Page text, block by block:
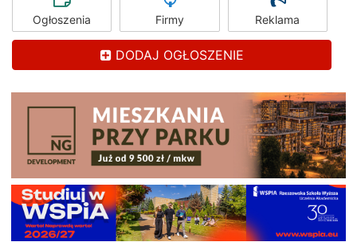
Ogłoszenia Firmy Reklama
DODAJ OGŁOSZENIE